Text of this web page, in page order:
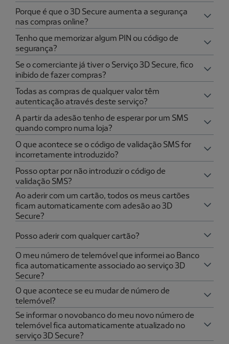
Porque é que o 3D Secure aumenta a segurança
nas compras online?
Tenho que memorizar algum PIN ou código de
segurança?
Se o comerciante já tiver o Serviço 3D Secure, fico
inibido de fazer compras?
Todas as compras de qualquer valor têm
autenticação através deste serviço?
A partir da adesão tenho de esperar por um SMS
quando compro numa loja?
O que acontece se o código de validação SMS for
incorretamente introduzido?
Posso optar por não introduzir o código de
validação SMS?
Ao aderir com um cartão, todos os meus cartões
ficam automaticamente com adesão ao 3D
Secure?
Posso aderir com qualquer cartão?
O meu número de telemóvel que informei ao Banco
fica automaticamente associado ao serviço 3D
Secure?
O que acontece se eu mudar de número de
telemóvel?
Se informar o novobanco do meu novo número de
telemóvel fica automaticamente atualizado no
serviço 3D Secure?